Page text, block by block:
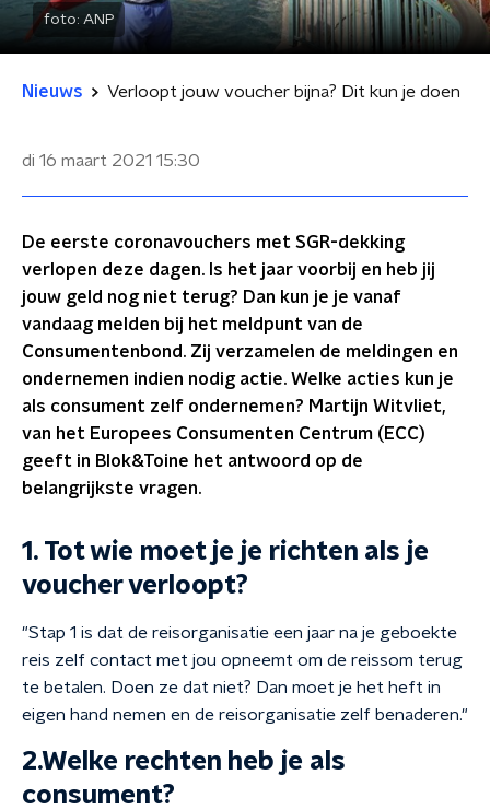
foto: ANP
Nieuws Verloopt jouw voucher bijna? Dit kun je doen
di 16 maart 2021 15:30
De eerste coronavouchers met SGR-dekking
verlopen deze dagen. Is het jaar voorbij en heb jij
jouw geld nog niet terug? Dan kun je je vanaf
vandaag melden bij het meldpunt van de
Consumentenbond. Zij verzamelen de meldingen en
ondernemen indien nodig actie. Welke acties kun je
als consument zelf ondernemen? Martijn Witvliet,
van het Europees Consumenten Centrum (ECC)
geeft in Blok&Toine het antwoord op de
belangrijkste vragen.
1. Tot wie moet je je richten als je
voucher verloopt?
"Stap 1 is dat de reisorganisatie een jaar na je geboekte
reis zelf contact met jou opneemt om de reissom terug
te betalen. Doen ze dat niet? Dan moet je het heft in
eigen hand nemen en de reisorganisatie zelf benaderen."
2.Welke rechten heb je als
consument?